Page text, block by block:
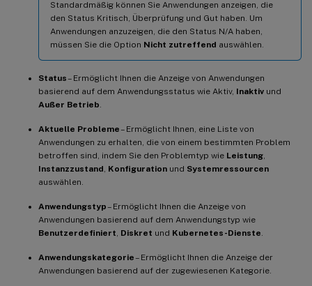
Standardmäßig können Sie Anwendungen anzeigen, die
den Status Kritisch, Überprüfung und Gut haben. Um
Anwendungen anzuzeigen, die den Status N/A haben,
müssen Sie die Option Nicht zutreffend auswählen.
Status– Ermöglicht Ihnen die Anzeige von Anwendungen
basierend auf dem Anwendungsstatus wie Aktiv, Inaktiv und
Außer Betrieb.
Aktuelle Probleme– Ermöglicht Ihnen, eine Liste von
Anwendungen zu erhalten, die von einem bestimmten Problem
betroffen sind, indem Sie den Problemtyp wie Leistung,
Instanzzustand, Konfiguration und Systemressourcen
auswählen.
Anwendungstyp– Ermöglicht Ihnen die Anzeige von
Anwendungen basierend auf dem Anwendungstyp wie
Benutzerdefiniert, Diskret und Kubernetes-Dienste.
Anwendungskategorie– Ermöglicht Ihnen die Anzeige der
Anwendungen basierend auf der zugewiesenen Kategorie.